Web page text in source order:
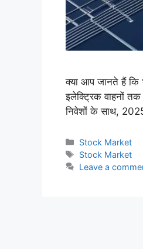
क्या आप जानते हैं कि
इलेक्ट्रिक वाहनों
निवेशों के साथ,
Categories
Stock Market
Tags
Stock Market
Leave a